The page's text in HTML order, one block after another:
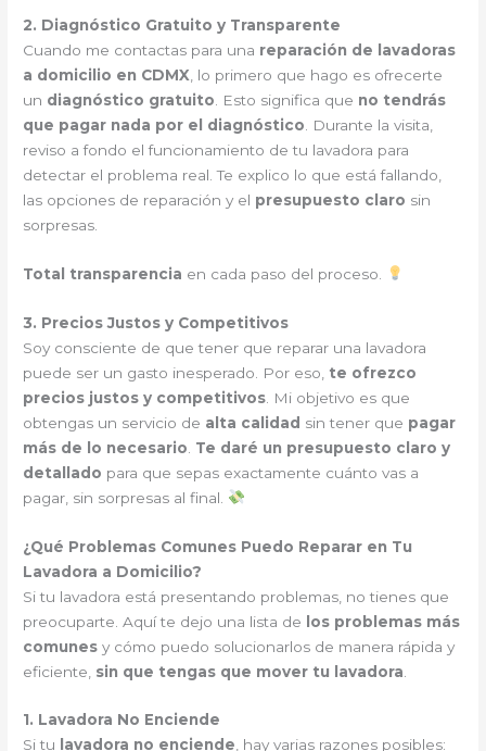
2. Diagnóstico Gratuito y Transparente
Cuando me contactas para una reparación de lavadoras
a domicilio en CDMX , lo primero que hago es ofrecerte
un diagnóstico gratuito . Esto significa que no tendrás
que pagar nada por el diagnóstico . Durante la visita,
reviso a fondo el funcionamiento de tu lavadora para
detectar el problema real. Te explico lo que está fallando,
las opciones de reparación y el presupuesto claro sin
sorpresas.
Total transparencia en cada paso del proceso.
3. Precios Justos y Competitivos
Soy consciente de que tener que reparar una lavadora
puede ser un gasto inesperado. Por eso, te ofrezco
precios justos y competitivos . Mi objetivo es que
obtengas un servicio de alta calidad sin tener que pagar
más de lo necesario Te daré un presupuesto claro y
detallado para que sepas exactamente cuánto vas a
pagar, sin sorpresas al final.
¿Qué Problemas Comunes Puedo Reparar en Tu
Lavadora a Domicilio?
Si tu lavadora está presentando problemas, no tienes que
preocuparte. Aquí te dejo una lista de los problemas más
comunes y cómo puedo solucionarlos de manera rápida y
eficiente, sin que tengas que mover tu lavadora
1. Lavadora No Enciende
Si tu
lavadora no enciende, hay varias razones posibles: